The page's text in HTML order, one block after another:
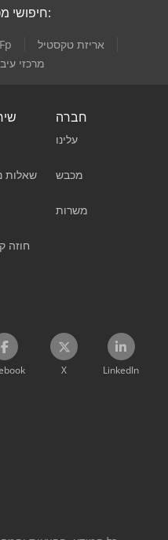
חיפושי מכונות נוכחיים:
אריזת טקסטיל
מרכזי
שאלות
חוזה
חברה
עלינו
מכבש
משרות
X LinkedIn